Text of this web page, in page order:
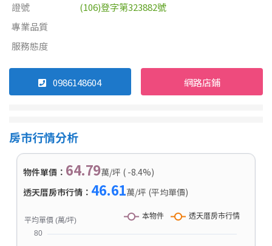
證號
(106)登字第323882號
專業品質
服務態度
0986148604 網路店鋪
房市行情分析
物件單價： 64.79萬/坪 ( -8.4%)
透天厝房市行情： 46.61萬/坪 (平均單價)